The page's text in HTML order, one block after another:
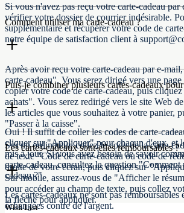
Si vous n'avez pas reçu votre carte-cadeau
vérifier votre dossier de courrier indésirable.
supplémentaire et récupérer votre code de
notre équipe de satisfaction client à
Comment utiliser ma carte-cadeau ?
Après avoir reçu votre carte-cadeau par e-
carte-cadeau". Vous serez dirigé vers une
copier votre code de carte-cadeau, puis
achats". Vous serez redirigé vers le site Web
les articles que vous souhaitez à votre panier,
"Passer à la caisse".
Sur un ordinateur, collez le code de la carte-
de texte "Code de carte-cadeau ou code de
droite de votre écran, puis cliquez sur
Sur mobile, assurez-vous de "Afficher le
pour accéder au champ de texte, puis collez
la flèche pour appliquer.
Puis-je combiner plusieurs cartes-cadeaux
Oui ! Il suffit de coller les codes de carte-
cliquer sur "Appliquer" pour chacun d'eux, et
mis à jour. Si vous avez besoin de savoir
carte-cadeau, consultez la question "Comment
cadeau ?".
Les cartes-cadeaux sont-elles remboursables ?
Les cartes-cadeaux ne sont pas remboursables
échangées contre de l'argent.
Wish List